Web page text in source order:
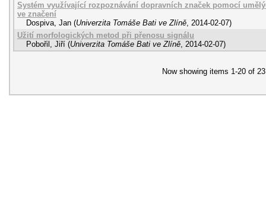
Systém využívající rozpoznávání dopravních značek pomocí
ve značení
Dospiva, Jan (Univerzita Tomáše Bati ve Zlíně, 2014-02-07)
Užití morfologických metod při přenosu signálu
Pobořil, Jiří (Univerzita Tomáše Bati ve Zlíně, 2014-02-07)
Now showing items 1-20 of 23